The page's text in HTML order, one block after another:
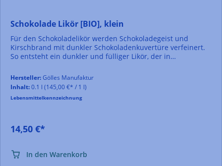
Schokolade Likör [BIO], klein
Für den Schokoladelikör werden Schokoladegeist und
Kirschbrand mit dunkler Schokoladenkuvertüre verfeinert.
So entsteht ein dunkler und fülliger Likör, der in
süß und cremig schmeckt. Die Schoko-Sauce für
Erwachsene.
Hersteller:Gölles Manufaktur
Inhalt:0.1 l (145,00 €* / 1 l)
Lebensmittelkennzeichnung
14,50 €*
In den Warenkorb